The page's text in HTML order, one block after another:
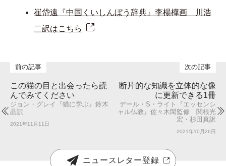
崔岱遠『中国くいしんぼう辞典』李楊樺画 川浩
二訳はこちら
この猫の目と出会ったら読
んでみてください
ジョン・グレイ『猫に学ぶ』鈴木
晶訳
2021年11月11日
断片的な知識を立体的な像
に更新できる1冊
デール・S・ライト『エッセンシ
ャル仏教』佐々木閑監修 関根光
宏・杉田真訳
2021年10月26日
ニュースレター登録